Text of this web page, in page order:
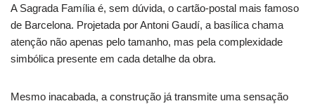
A Sagrada Família é, sem dúvida, o cartão-postal mais famoso
de Barcelona. Projetada por Antoni Gaudí, a basílica chama
atenção não apenas pelo tamanho, mas pela complexidade
simbólica presente em cada detalhe da obra.
Mesmo inacabada, a construção já transmite uma sensação